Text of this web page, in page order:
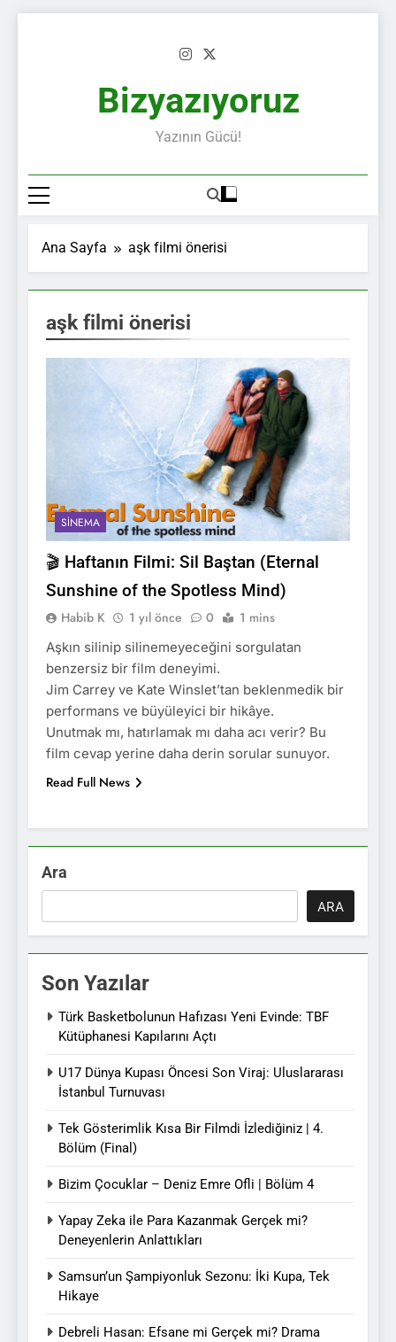
Bizyazıyoruz
Yazının Gücü!
Ana Sayfa aşk filmi önerisi
aşk filmi önerisi
SINEMA
🎬 Haftanın Filmi: Sil Baştan (Eternal
Sunshine of the Spotless Mind)
Habib K 1 yıl önce 0 1 mins
Aşkın silinip silinemeyeceğini sorgulatan
benzersiz bir film deneyimi.
Jim Carrey ve Kate Winslet’tan beklenmedik bir
performans ve büyüleyici bir hikâye.
Unutmak mı, hatırlamak mı daha acı verir? Bu
film cevap yerine daha derin sorular sunuyor.
Read Full News
Ara
ARA
Son Yazılar
Türk Basketbolunun Hafızası Yeni Evinde: TBF
Kütüphanesi Kapılarını Açtı
U17 Dünya Kupası Öncesi Son Viraj: Uluslararası
İstanbul Turnuvası
Tek Gösterimlik Kısa Bir Filmdi İzlediğiniz | 4.
Bölüm (Final)
Bizim Çocuklar – Deniz Emre Ofli | Bölüm 4
Yapay Zeka ile Para Kazanmak Gerçek mi?
Deneyenlerin Anlattıkları
Samsun’un Şampiyonluk Sezonu: İki Kupa, Tek
Hikaye
Debreli Hasan: Efsane mi Gerçek mi? Drama